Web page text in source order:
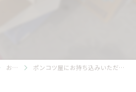
お知らせ ポンコツ屋にお持ち込みいただき、ありがとうございます！今日は...